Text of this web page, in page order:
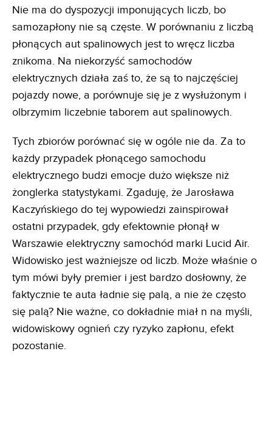
Nie ma do dyspozycji imponujących liczb, bo
samozapłony nie są częste. W porównaniu z liczbą
płonących aut spalinowych jest to wręcz liczba
znikoma. Na niekorzyść samochodów
elektrycznych działa zaś to, że są to najczęściej
pojazdy nowe, a porównuje się je z wysłużonym i
olbrzymim liczebnie taborem aut spalinowych.
Tych zbiorów porównać się w ogóle nie da. Za to
każdy przypadek płonącego samochodu
elektrycznego budzi emocje dużo większe niż
żonglerka statystykami. Zgaduję, że Jarosława
Kaczyńskiego do tej wypowiedzi zainspirował
ostatni przypadek, gdy efektownie płonął w
Warszawie elektryczny samochód marki Lucid Air.
Widowisko jest ważniejsze od liczb. Może właśnie o
tym mówi były premier i jest bardzo dosłowny, że
faktycznie te auta ładnie się palą, a nie że często
się palą? Nie ważne, co dokładnie miał n na myśli,
widowiskowy ognień czy ryzyko zapłonu, efekt
pozostanie.